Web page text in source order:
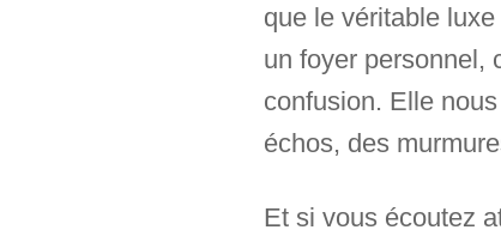
que le véritable
un foyer personnel,
confusion. Elle
échos, des
Et si vous écoutez